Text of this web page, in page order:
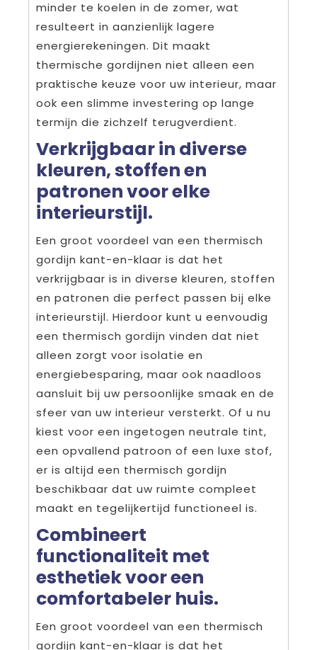
minder te koelen in de zomer, wat
resulteert in aanzienlijk lagere
energierekeningen. Dit maakt
thermische gordijnen niet alleen een
praktische keuze voor uw interieur, maar
ook een slimme investering op lange
termijn die zichzelf terugverdient.
Verkrijgbaar in diverse
kleuren, stoffen en
patronen voor elke
interieurstijl.
Een groot voordeel van een thermisch
gordijn kant-en-klaar is dat het
verkrijgbaar is in diverse kleuren, stoffen
en patronen die perfect passen bij elke
interieurstijl. Hierdoor kunt u eenvoudig
een thermisch gordijn vinden dat niet
alleen zorgt voor isolatie en
energiebesparing, maar ook naadloos
aansluit bij uw persoonlijke smaak en de
sfeer van uw interieur versterkt. Of u nu
kiest voor een ingetogen neutrale tint,
een opvallend patroon of een luxe stof,
er is altijd een thermisch gordijn
beschikbaar dat uw ruimte compleet
maakt en tegelijkertijd functioneel is.
Combineert
functionaliteit met
esthetiek voor een
comfortabeler huis.
Een groot voordeel van een thermisch
gordijn kant-en-klaar is dat het